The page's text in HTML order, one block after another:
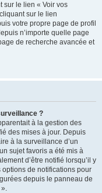
sur le lien « Voir vos
sur le lien
votre propre page de profil
n’importe quelle page
de recherche avancée et
?
à la gestion des
des mises à jour. Depuis
à la surveillance d’un
sujet favoris a été mis à
d’être notifié lorsqu’il y
de notifications pour
depuis le panneau de
».